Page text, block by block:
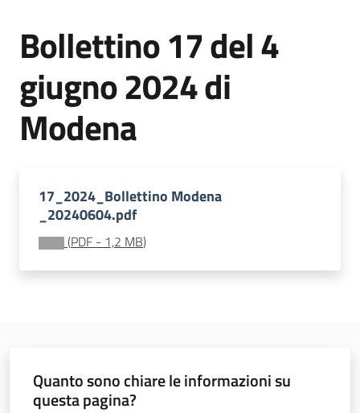
Difesa
sostenibile
Vivaismo
Export
Newsletter
Bollettino 17 del 4
giugno 2024 di
Modena
17_2024_Bollettino Modena
_20240604.pdf
(PDF - 1,2 MB)
Quanto sono chiare le informazioni su
questa pagina?